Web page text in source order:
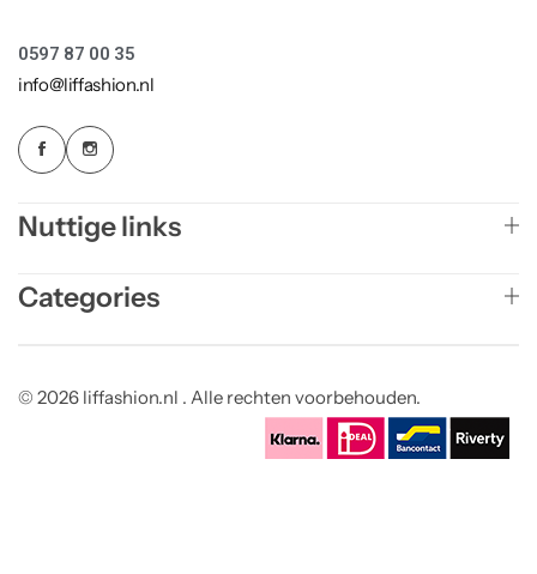
0597 87 00 35
info@liffashion.nl
Nuttige links
Categories
© 2026 liffashion.nl . Alle rechten voorbehouden.